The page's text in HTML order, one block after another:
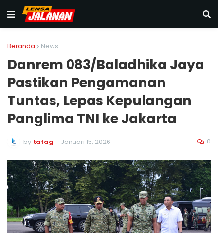
Beranda News
Danrem 083/Baladhika Jaya
Pastikan Pengamanan
Tuntas, Lepas Kepulangan
Panglima TNI ke Jakarta
by tatag - Januari 15, 2026 0